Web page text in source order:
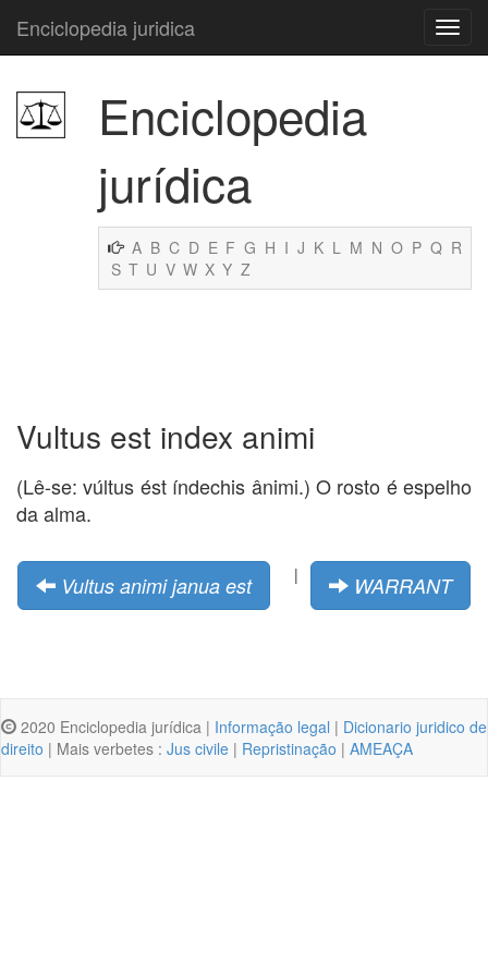
Enciclopedia juridica
Enciclopedia
jurídica
A B C D E F G H I J K L M N O P Q R
S T U V W X Y Z
Vultus est index animi
(Lê-se: vúltus ést índechis ânimi.) O rosto é espelho
da alma.
Vultus animi janua est | WARRANT
2020 Enciclopedia jurídica | Informação legal | Dicionario juridico de
direito | Mais verbetes : Jus civile | Repristinação | AMEAÇA